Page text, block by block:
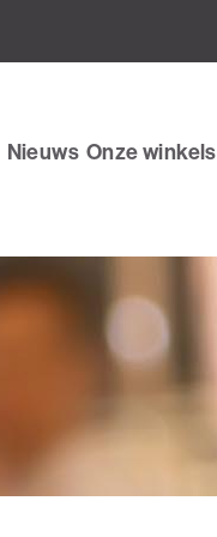
Nieuws Onze winkels